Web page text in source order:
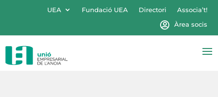
UEA Fundació UEA Directori
Associa’t!
Àrea socis